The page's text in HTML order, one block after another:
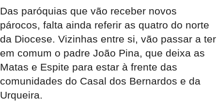
Das paróquias que vão receber novos
párocos, falta ainda referir as quatro do norte
da Diocese. Vizinhas entre si, vão passar a ter
em comum o padre João Pina, que deixa as
Matas e Espite para estar à frente das
comunidades do Casal dos Bernardos e da
Urqueira.